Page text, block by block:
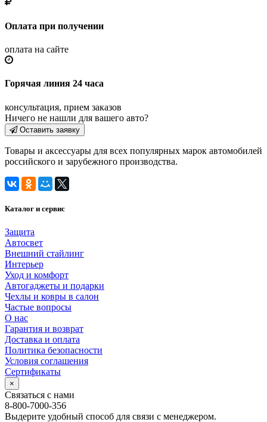
Оплата при получении
оплата на сайте
Горячая линия 24 часа
консультация, прием заказов
Ничего не нашли для вашего авто?
Оставить заявку
Товары и аксессуары для всех популярных марок автомобилей
российского и зарубежного производства.
Каталог и сервис
Защита
Автосвет
Внешний стайлинг
Интерьер
Уход и комфорт
Автогаджеты и подарки
Чехлы и ковры в салон
Частые вопросы
О нас
Гарантия и возврат
Доставка и оплата
Политика безопасности
Условия соглашения
Сертификаты
×
Связаться с нами
8-800-7000-356
Выдерите удобный способ для связи с менеджером.